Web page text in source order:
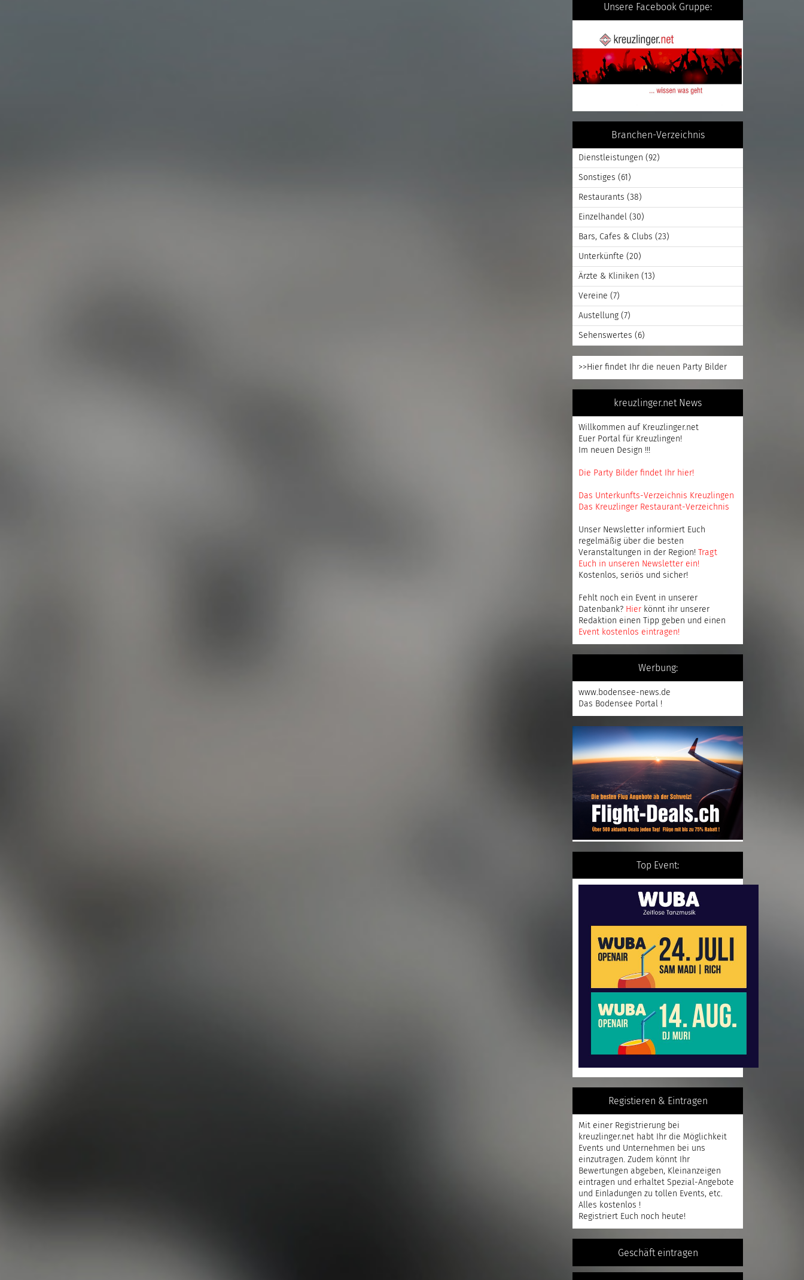
Unsere Facebook Gruppe:
Branchen-Verzeichnis
Dienstleistungen (92)
Sonstiges (61)
Restaurants (38)
Einzelhandel (30)
Bars, Cafes & Clubs (23)
Unterkünfte (20)
Ärzte & Kliniken (13)
Vereine (7)
Austellung (7)
Sehenswertes (6)
>>Hier findet Ihr die neuen Party Bilder
kreuzlinger.net News
Willkommen auf Kreuzlinger.net
Euer Portal für Kreuzlingen!
Im neuen Design !!!
Die Party Bilder findet Ihr hier!
Das Unterkunfts-Verzeichnis Kreuzlingen
Das Kreuzlinger Restaurant-Verzeichnis
Unser Newsletter informiert Euch
regelmäßig über die besten
Veranstaltungen in der Region! Tragt
Euch in unseren Newsletter ein!
Kostenlos, seriös und sicher!
Fehlt noch ein Event in unserer
Datenbank? Hier könnt ihr unserer
Redaktion einen Tipp geben und einen
Event kostenlos eintragen!
Werbung:
www.bodensee-news.de
Das Bodensee Portal !
Top Event:
Registieren & Eintragen
Mit einer Registrierung bei
kreuzlinger.net habt Ihr die Möglichkeit
Events und Unternehmen bei uns
einzutragen. Zudem könnt Ihr
Bewertungen abgeben, Kleinanzeigen
eintragen und erhaltet Spezial-Angebote
und Einladungen zu tollen Events, etc.
Alles kostenlos !
Registriert Euch noch heute!
Geschäft eintragen